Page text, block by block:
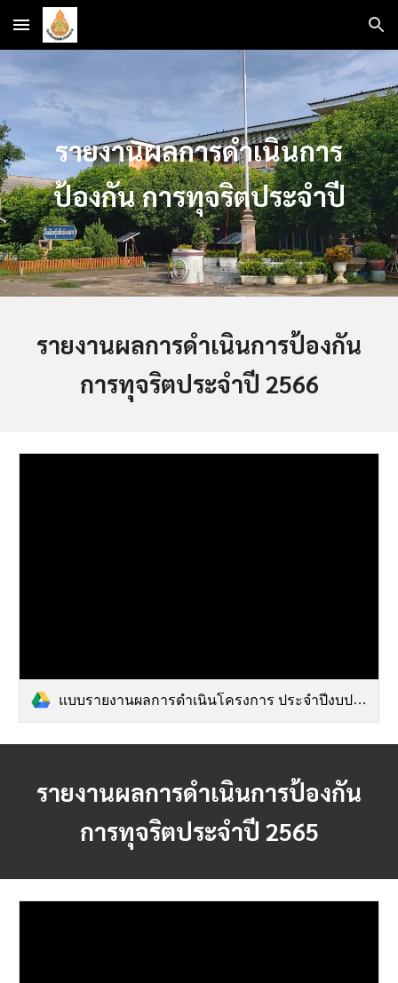
Skip to main content Skip to navigation
รายงานผลการดำเนินการ
ป้องกัน การทุจริตประจำปี
รายงานผลการดำเนินการป้องกัน
การทุจริตประจำปี 2566
แบบรายงานผลการดำเนินโครงการ ประจำปีงบประมาณ 2566.pdf
รายงานผลการดำเนินการป้องกัน
การทุจริตประจำปี 2565